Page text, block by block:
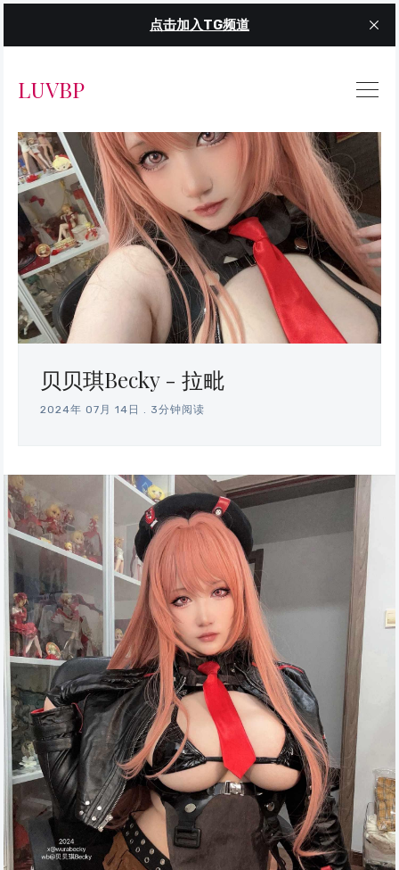
点击加入TG频道
LUVBP
贝贝琪Becky - 拉毗
2024年 07月 14日 3分钟阅读